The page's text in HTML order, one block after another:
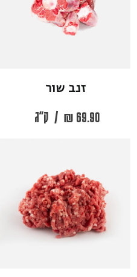
זנב שור
₪ 69.90
/ ק"ג